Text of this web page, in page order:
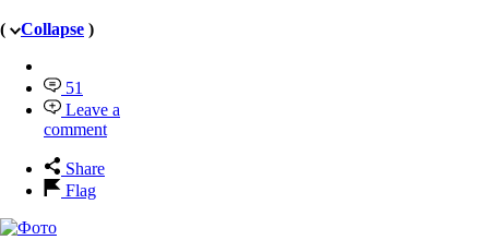
( Collapse )
51
Leave a
comment
Share
Flag